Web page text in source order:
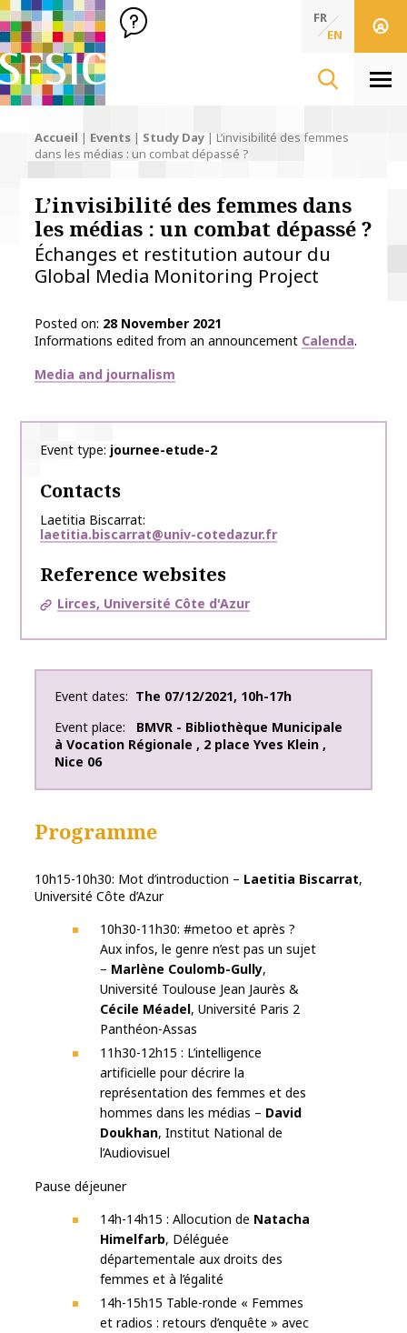
SFSIC Société Française des Sciences de l'Information & de
Société Française des Sciences de
FR
EN
Accueil | Events | Study Day | L’invisibilité des femmes
dans les médias : un combat dépassé ?
L’invisibilité des femmes dans
les médias : un combat dépassé ?
Échanges et restitution autour du
Global Media Monitoring Project
Posted on 28 November 2021
Informations edited from an announcement Calenda.
Thématiques
Media and journalism
Event type journee-etude-2
Contacts
Laetitia Biscarrat
laetitia.biscarrat@univ-cotedazur.fr
Reference websites
Lirces, Université Côte d'Azur
Event dates The 07/12/2021, 10h-17h
Event place
BMVR - Bibliothèque Municipale
à Vocation Régionale , 2 place Yves Klein ,
Nice 06
Programme
10h15-10h30: Mot d’introduction – Laetitia Biscarrat,
Université Côte d’Azur
10h30-11h30: #metoo et après ?
Aux infos, le genre n’est pas un sujet
– Marlène Coulomb-Gully,
Université Toulouse Jean Jaurès &
Cécile Méadel, Université Paris 2
Panthéon-Assas
11h30-12h15 : L’intelligence
artificielle pour décrire la
représentation des femmes et des
hommes dans les médias – David
Doukhan, Institut National de
l’Audiovisuel
Pause déjeuner
14h-14h15 : Allocution de Natacha
Himelfarb, Déléguée
départementale aux droits des
femmes et à l’égalité
14h-15h15 Table-ronde « Femmes
et radios : retours d’enquête » avec